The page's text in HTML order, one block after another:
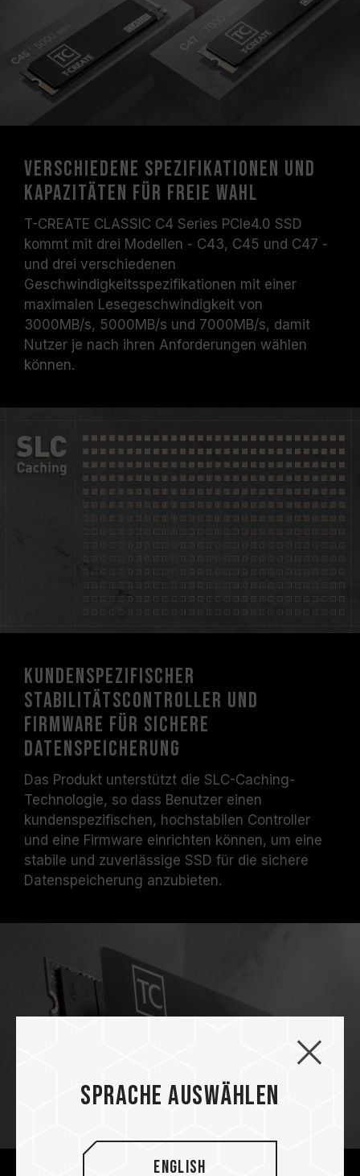
Verschiedene Spezifikationen und
Kapazitäten für freie Wahl
T-CREATE CLASSIC C4 Series PCIe4.0 SSD
kommt mit drei Modellen - C43, C45 und C47 -
und drei verschiedenen
Geschwindigkeitsspezifikationen mit einer
maximalen Lesegeschwindigkeit von
3000MB/s, 5000MB/s und 7000MB/s, damit
Nutzer je nach ihren Anforderungen wählen
können.
Kundenspezifischer
Stabilitätscontroller und
Firmware für sichere
Datenspeicherung
Das Produkt unterstützt die SLC-Caching-
Technologie, so dass Benutzer einen
kundenspezifischen, hochstabilen Controller
und eine Firmware einrichten können, um eine
stabile und zuverlässige SSD für die sichere
Datenspeicherung anzubieten.
Sprache auswählen
English